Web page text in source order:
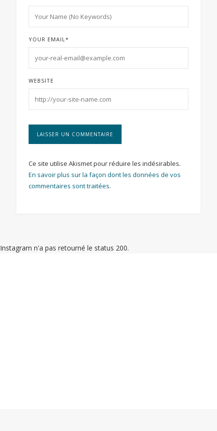
YOUR EMAIL *
WEBSITE
Ce site utilise Akismet pour réduire les indésirables.
En savoir plus sur la façon dont les données de vos
commentaires sont traitées.
Instagram n'a pas retourné le status 200.